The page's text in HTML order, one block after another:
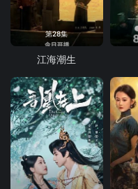
第28集
江海潮生